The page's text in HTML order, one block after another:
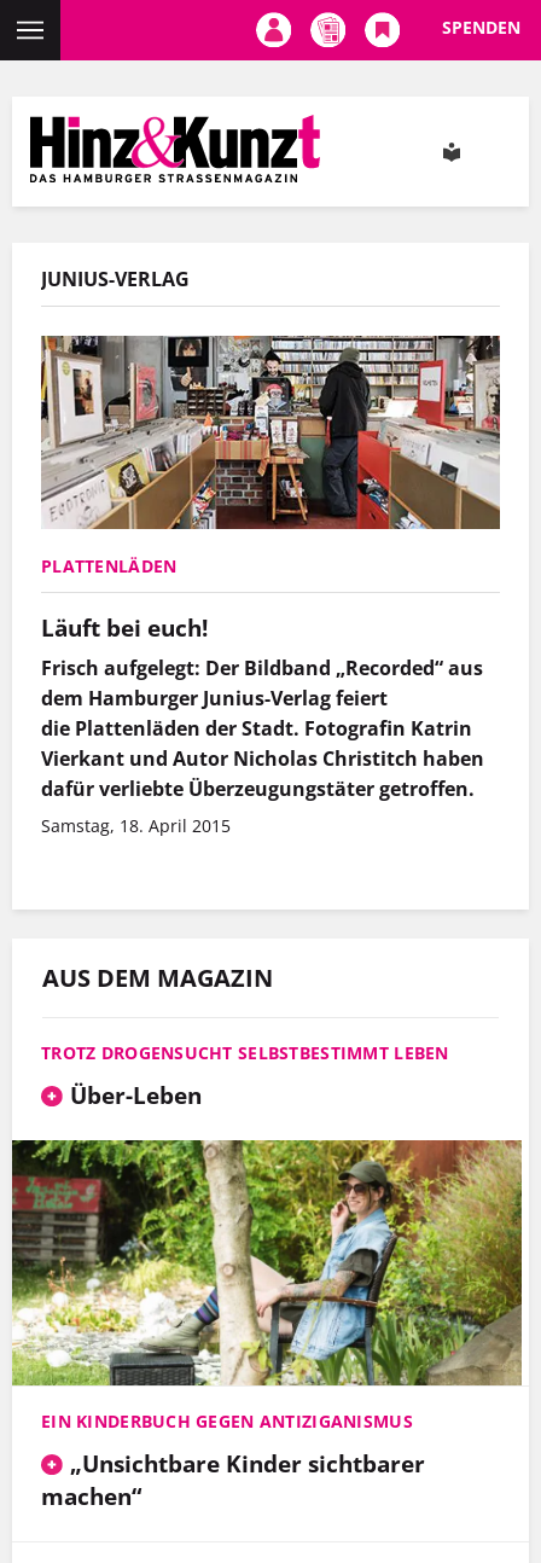
Inhalt
SPENDEN
JUNIUS-VERLAG
PLATTENLÄDEN
Läuft bei euch!
Frisch aufgelegt: Der Bildband „Recorded“ aus
dem Hamburger Junius-Verlag feiert
die Plattenläden der Stadt. Fotografin Katrin
Vierkant und Autor Nicholas Christitch haben
dafür verliebte Überzeugungstäter getroffen.
Samstag, 18. April 2015
AUS DEM MAGAZIN
TROTZ DROGENSUCHT SELBSTBESTIMMT LEBEN
Über-Leben
EIN KINDERBUCH GEGEN ANTIZIGANISMUS
„Unsichtbare Kinder sichtbarer
machen“